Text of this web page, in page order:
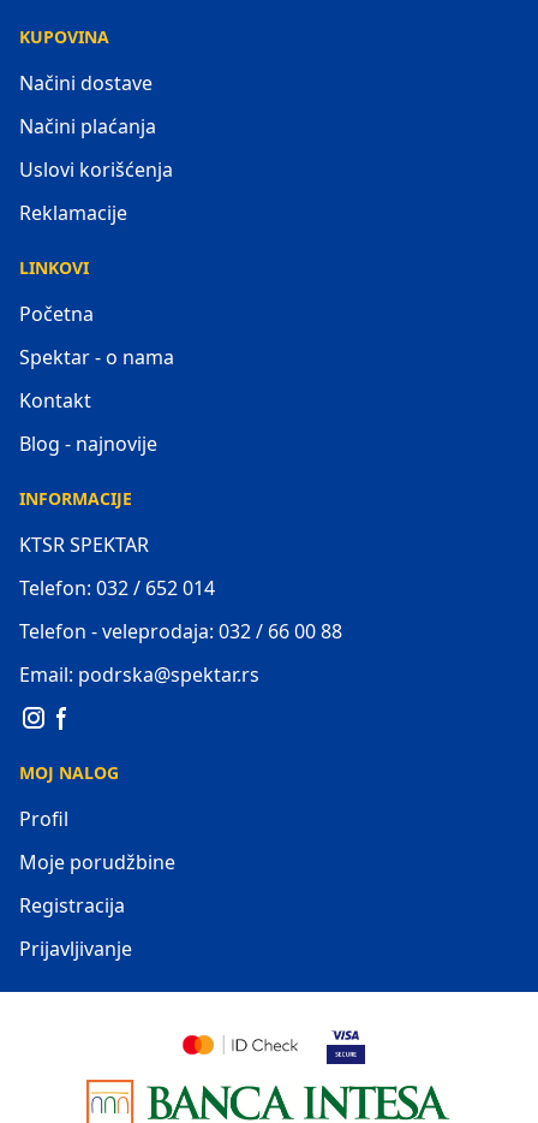
KUPOVINA
Načini dostave
Načini plaćanja
Uslovi korišćenja
Reklamacije
LINKOVI
Početna
Spektar - o nama
Kontakt
Blog - najnovije
INFORMACIJE
KTSR SPEKTAR
Telefon: 032 / 652 014
Telefon - veleprodaja: 032 / 66 00 88
Email: podrska@spektar.rs
MOJ NALOG
Profil
Moje porudžbine
Registracija
Prijavljivanje